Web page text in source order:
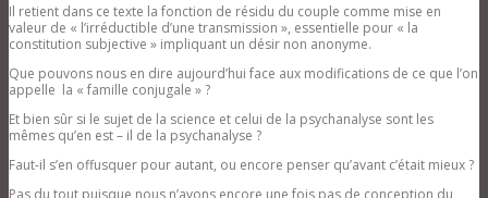
Il retient dans ce texte la fonction de résidu du couple comme mise en
valeur de « l’irréductible d’une transmission », essentielle pour « la
constitution subjective » impliquant un désir non anonyme.
Que pouvons nous en dire aujourd’hui face aux modifications de ce que l’on
appelle la « famille conjugale » ?
Et bien sûr si le sujet de la science et celui de la psychanalyse sont les
mêmes qu’en est – il de la psychanalyse ?
Faut-il s’en offusquer pour autant, ou encore penser qu’avant c’était mieux ?
Pas du tout puisque nous n’avons encore une fois pas de conception du